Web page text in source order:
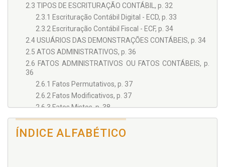
Theory to Work(Abordagens práticas à Construção da Paz:
Colocando a Teoria em Prática), publicado pela Lynne
Rienner Publishers (2016).
2.3 TIPOS DE ESCRITURAÇÃO CONTÁBIL, p. 32
2.3.1 Escrituração Contábil Digital - ECD, p. 33
2.3.2 Escrituração Contábil Fiscal - ECF, p. 34
2.4 USUÁRIOS DAS DEMONSTRAÇÕES CONTÁBEIS, p. 34
2.5 ATOS ADMINISTRATIVOS, p. 36
2.6 FATOS ADMINISTRATIVOS OU FATOS CONTÁBEIS, p.
36
2.6.1 Fatos Permutativos, p. 37
2.6.2 Fatos Modificativos, p. 37
2.6.3 Fatos Mistos, p. 38
2.7 CONTAS CONTÁBEIS, p. 38
2.8 PLANO DE CONTAS, p. 39
ÍNDICE ALFABÉTICO